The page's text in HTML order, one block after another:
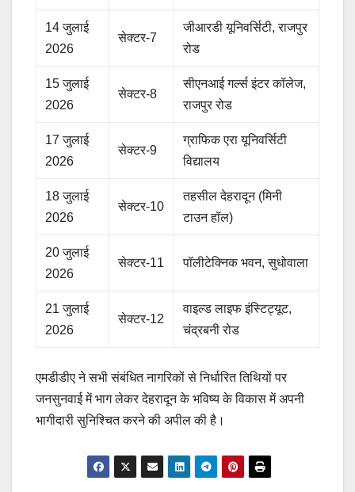
14 जुलाई
2026
सेक्टर-7
जीआरडी यूनिवर्सिटी, राजपुर
रोड
15 जुलाई
2026
सेक्टर-8
सीएनआई गर्ल्स इंटर कॉलेज,
राजपुर रोड
17 जुलाई
2026
सेक्टर-9
ग्राफिक एरा यूनिवर्सिटी
विद्यालय
18 जुलाई
2026
सेक्टर-10
तहसील देहरादून (मिनी
टाउन हॉल)
20 जुलाई
2026
सेक्टर-11 पॉलीटेक्निक भवन, सुधोवाला
21 जुलाई
2026
सेक्टर-12
वाइल्ड लाइफ इंस्टिट्यूट,
चंद्रबनी रोड
एमडीडीए ने सभी संबंधित नागरिकों से निर्धारित तिथियों पर
जनसुनवाई में भाग लेकर देहरादून के भविष्य के विकास में अपनी
भागीदारी सुनिश्चित करने की अपील की है।